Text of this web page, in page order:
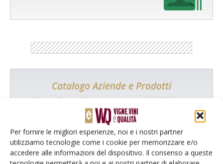
Per fornire le migliori esperienze, noi e i nostri partner
utilizziamo tecnologie come i cookie per memorizzare e/o
accedere alle informazioni del dispositivo. Il consenso a queste
Catalogo Aziende e Prodotti
Un modo semplice per cercare un'azienda o un
prodotto!
Cerca adesso